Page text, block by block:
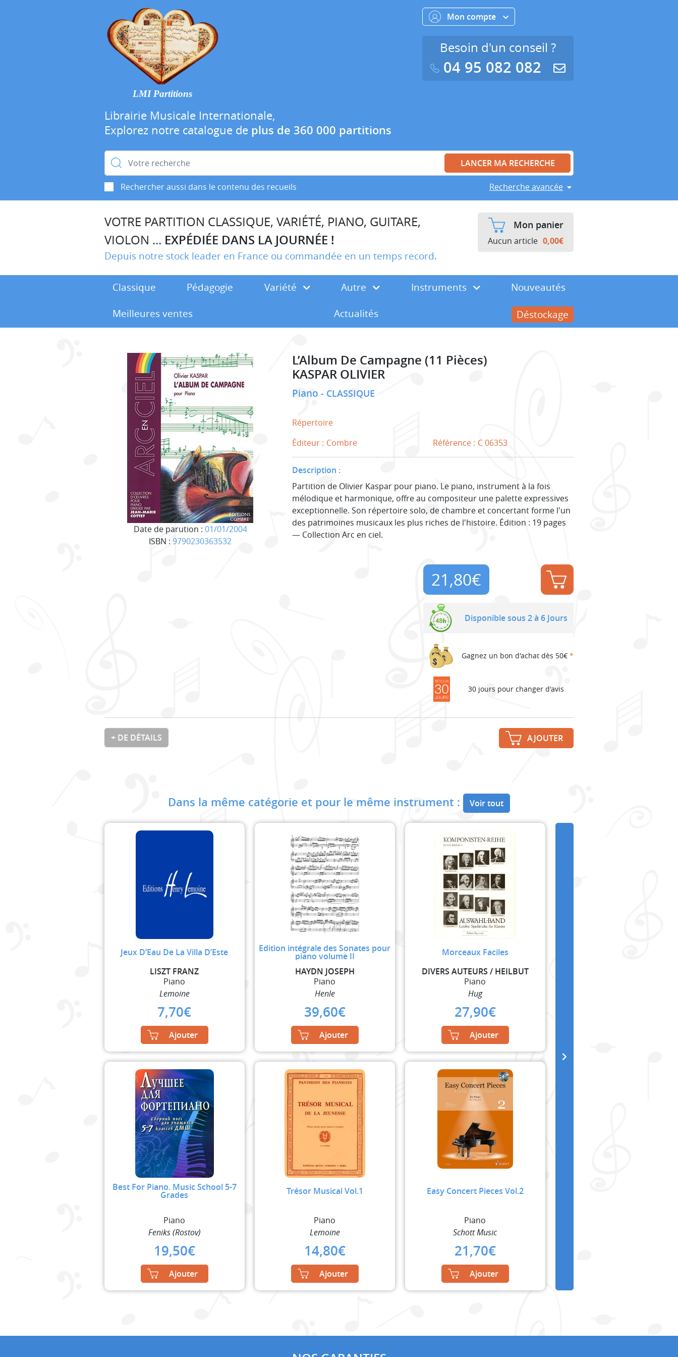
LMI Partitions
Librairie Musicale Internationale,
Explorez notre catalogue de plus de 360 000 partitions
Rechercher :
Rechercher aussi dans le contenu des recueils Recherche avancée
Mon compte
Besoin d'un conseil ?
04 95 082 082
VOTRE PARTITION CLASSIQUE, VARIÉTÉ, PIANO, GUITARE,
VIOLON ... EXPÉDIÉE DANS LA JOURNÉE !
Depuis notre stock leader en France ou commandée en un temps record.
Mon panier
Aucun article 0,00€
Classique Pédagogie Variété Autre Instruments
Nouveautés
Meilleures ventes
Actualités Déstockage
Date de parution : 01/01/2004
ISBN : 9790230363532
L’Album De Campagne (11 Pièces)
KASPAR OLIVIER
Piano CLASSIQUE
Répertoire
Éditeur : Combre Référence : C 06353
Description :
Partition de Olivier Kaspar pour piano. Le piano, instrument à la fois
mélodique et harmonique, offre au compositeur une palette expressives
exceptionnelle. Son répertoire solo, de chambre et concertant forme l'un
des patrimoines musicaux les plus riches de l'histoire. Édition : 19 pages
— Collection Arc en ciel.
21,80€
Disponible sous 2 à 6 Jours
Gagnez un bon d'achat dès 50€ *
30 jours pour changer d'avis
+ DE DÉTAILS AJOUTER
Dans la même catégorie et pour le même instrument : Voir tout
Jeux D’Eau De La Villa D’Este
LISZT FRANZ
Piano
Lemoine
7,70€
Ajouter
Edition intégrale des Sonates pour
piano volume II
HAYDN JOSEPH
Piano
Henle
39,60€
Ajouter
Morceaux Faciles
DIVERS AUTEURS / HEILBUT
Piano
Hug
27,90€
Ajouter
Best For Piano. Music School 5-7
Grades
Piano
Feniks (Rostov)
19,50€
Ajouter
Trésor Musical Vol.1
Piano
Lemoine
14,80€
Ajouter
Easy Concert Pieces Vol.2
Piano
Schott Music
21,70€
Ajouter